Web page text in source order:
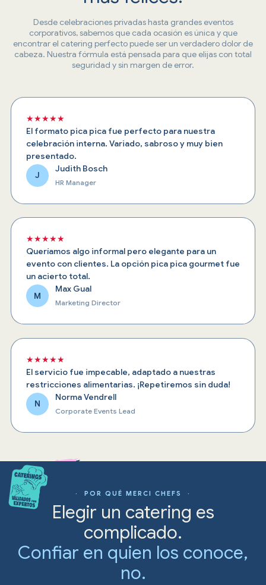
Desde celebraciones privadas hasta grandes eventos
corporativos, sabemos que cada ocasión es única y que
encontrar el catering perfecto puede ser un verdadero dolor de
cabeza. Nuestra fórmula está pensada para que elijas con total
seguridad y sin margen de error.
★★★★★
El formato pica pica fue perfecto para nuestra
celebración interna. Variado, sabroso y muy bien
presentado.
J
Judith Bosch
HR Manager
★★★★★
Queríamos algo informal pero elegante para un
evento con clientes. La opción pica pica gourmet fue
un acierto total.
M
Max Gual
Marketing Director
★★★★★
El servicio fue impecable, adaptado a nuestras
restricciones alimentarias. ¡Repetiremos sin duda!
N
Norma Vendrell
Corporate Events Lead
· POR QUÉ MERCI CHEFS ·
Elegir un catering es
complicado.
Confiar en quien los conoce,
no.